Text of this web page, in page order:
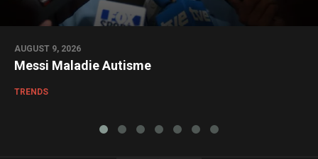
AUGUST 9, 2026
Messi Maladie Autisme
TRENDS